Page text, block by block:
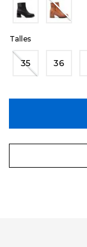
Talles
35 36